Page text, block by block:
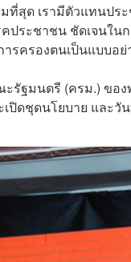
ที่สุด เรามีตัวแทนป
ประชาชน ชัดเจนใ
รครองตนเป็นแบบอย่
ะรัฐมนตรี (ครม.) ขอ
ปิดชุดนโยบาย และวั